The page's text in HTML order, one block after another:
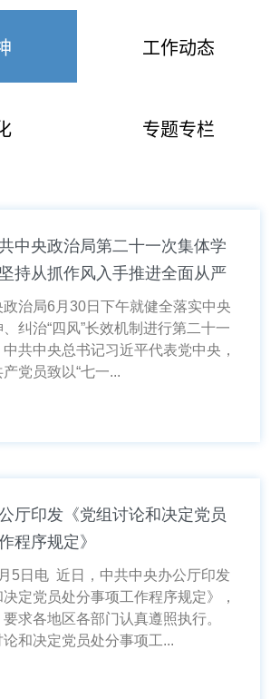
工作动态
专题专栏
中央政治局第二十一次集体学
持从抓作风入手推进全面从严
代党的自我革命要求进一步落实
局6月30日下午就健全落实中央
纠治“四风”长效机制进行第二十一
共中央总书记习近平代表党中央，
党员致以“七一...
厅印发《党组讨论和决定党员
程序规定》
5日电 近日，中共中央办公厅印发
决定党员处分事项工作程序规定》，
求各地区各部门认真遵照执行。
决定党员处分事项工...